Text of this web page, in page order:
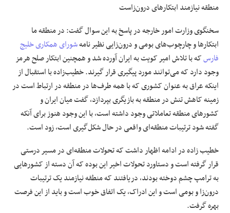
منطقه نیازمند ابتکارهای درون‌زاست
سخنگوی وزارت امور خارجه در پاسخ به این سوال گفت: در منطقه ما
ابتکارها و چارچوب‌های بومی و درون‌زایی نظیر نامهشورای همکاری خلیج
فارسکه با تلاش امیر کویت به ایران آورده شد و همچنین ابتکار صلح هرمز
وجود دارد که می‌توانند مورد پیگیری قرار گیرند. خطیب‌زاده با استقبال از
اینکه عراق به عنوان کشوری که با همه طرف‌ها در منطقه در ارتباط است در
زمینه کاهش تنش در منطقه به بازیگری بپردازد، گفت میان ایران و
کشورهای منطقه تعاملاتی وجود داشته است، با این وجود هنوز برای آنکه
گفته شود ترتیبات منطقه‌ای واقعی در حال شکل‌گیری است، زود است.
خطیب زاده در ادامه اظهار داشت که تحولات منطقه‌ای در مسیر درستی
قرار گرفته است و دستاورد تحولات اخیر این بوده که آن دسته از کشورهایی
به ترامپ چشم دوخته بودند، دریافتند که منطقه نیازمند یک ترتیبات
درون‌زا و بومی است و این ادراک، یک اتفاق خوب است و باید از این فرصت
بهره گرفت.